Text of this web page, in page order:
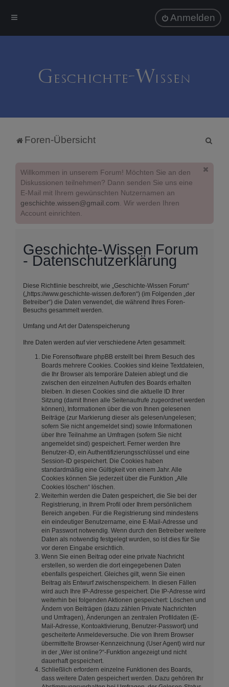
Anmelden
Foren-Übersicht
Willkommen in unserem Forum! Möchten Sie an den
Diskussionen teilnehmen? Dann senden Sie uns eine
E-Mail mit Ihrem gewünschten Nutzernamen an
geschichte.wissen@gmail.com. Wir werden Ihren
Account einrichten.
Geschichte-Wissen Forum
- Datenschutzerklärung
Diese Richtlinie beschreibt, wie „Geschichte-Wissen Forum“
(„https://www.geschichte-wissen.de/foren“) (im Folgenden „der
Betreiber“) die Daten verwendet, die während Ihres Foren-
Besuchs gesammelt werden.
Umfang und Art der Datenspeicherung
Ihre Daten werden auf vier verschiedene Arten gesammelt:
Die Forensoftware phpBB erstellt bei Ihrem Besuch des
Boards mehrere Cookies. Cookies sind kleine Textdateien,
die Ihr Browser als temporäre Dateien ablegt und die
zwischen den einzelnen Aufrufen des Boards erhalten
bleiben. In diesen Cookies sind die aktuelle ID Ihrer
Sitzung (damit Ihnen alle Seitenaufrufe zugeordnet werden
können), Informationen über die von Ihnen gelesenen
Beiträge (zur Markierung dieser als gelesen/ungelesen;
sofern Sie nicht angemeldet sind) sowie Informationen
über Ihre Teilnahme an Umfragen (sofern Sie nicht
angemeldet sind) gespeichert. Ferner werden Ihre
Benutzer-ID, ein Authentifizierungsschlüssel und eine
Session-ID gespeichert. Die Cookies haben
standardmäßig eine Gültigkeit von einem Jahr. Alle
Cookies können Sie jederzeit über die Funktion „Alle
Cookies löschen“ löschen.
Weiterhin werden die Daten gespeichert, die Sie bei der
Registrierung, in Ihrem Profil oder Ihrem persönlichem
Bereich angeben. Für die Registrierung sind mindestens
ein eindeutiger Benutzername, eine E-Mail-Adresse und
ein Passwort notwendig. Wenn durch den Betreiber weitere
Daten als notwendig festgelegt wurden, so ist dies für Sie
vor deren Eingabe ersichtlich.
Wenn Sie einen Beitrag oder eine private Nachricht
erstellen, so werden die dort eingegebenen Daten
ebenfalls gespeichert. Gleiches gilt, wenn Sie einen
Beitrag als Entwurf zwischenspeichern. In diesen Fällen
wird auch Ihre IP-Adresse gespeichert. Die IP-Adresse wird
weiterhin bei folgenden Aktionen gespeichert: Löschen und
Ändern von Beiträgen (dazu zählen Private Nachrichten
und Umfragen), Änderungen an zentralen Profildaten (E-
Mail-Adresse, Kontoaktivierung, Benutzer-Passwort) und
gescheiterte Anmeldeversuche. Die von Ihrem Browser
übermittelte Browser-Kennzeichnung (User Agent) wird nur
in der „Wer ist online?“-Funktion angezeigt und nicht
dauerhaft gespeichert.
Schließlich erfordern einzelne Funktionen des Boards,
dass weitere Daten gespeichert werden. Dazu gehören Ihr